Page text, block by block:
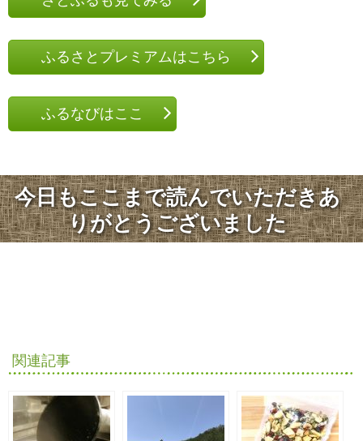
ふるさとプレミアムはこちら
ふるなびはここ
今日もここまで読んでいただきあ
りがとうございました
関連記事